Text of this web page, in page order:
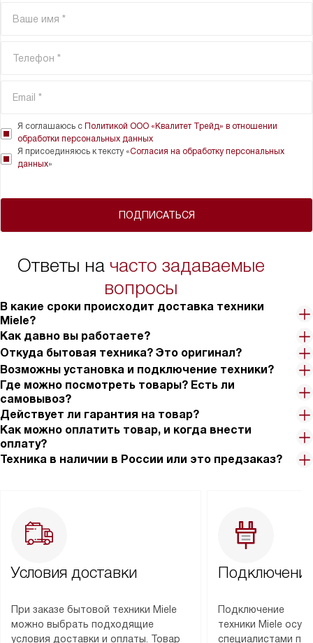
ПОДПИСАТЬСЯ
Я соглашаюсь с Политикой ООО «Квалитет Трейд» в отношении
обработки персональных данных
Я присоединяюсь к тексту «Согласия на обработку персональных
данных»
Ответы на часто задаваемые
вопросы
В какие сроки происходит доставка техники
Miele?
Как давно вы работаете?
Откуда бытовая техника? Это оригинал?
Возможны установка и подключение техники?
Где можно посмотреть товары? Есть ли
самовывоз?
Действует ли гарантия на товар?
Как можно оплатить товар, и когда внести
оплату?
Техника в наличии в России или это предзаказ?
Условия доставки
При заказе бытовой техники Miele
можно выбрать подходящие
условия доставки и оплаты. Товар
Подключение
техники Miele
специалистами